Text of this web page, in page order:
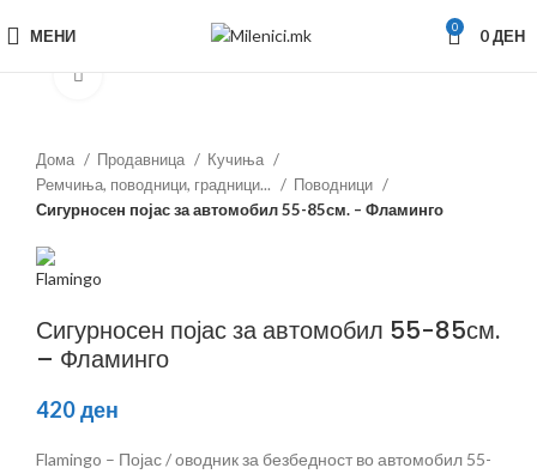
МЕНИ 0 0ДЕН
Дома Продавница
Кучиња
Ремчиња, поводници, градници...
Поводници
Сигурносен појас за автомобил 55-85см. – Фламинго
Сигурносен појас за автомобил 55-85см.
– Фламинго
420ден
Flamingo – Појас / оводник за безбедност во автомобил 55-